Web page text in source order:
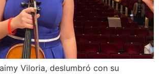
Viloria, deslumbró con su